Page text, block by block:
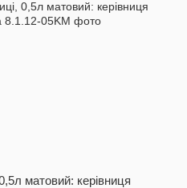
матовий: керівниця